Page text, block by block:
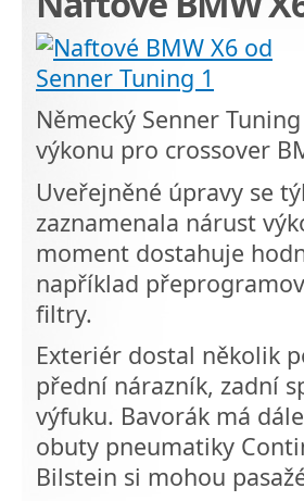
Německý Senner
výkonu pro crossover
Uveřejněné úpravy se
zaznamenala nárust
moment dostahuje
například
filtry.
Exteriér dostal několik
přední nárazník, zadní
výfuku. Bavorák má
obuty pneumatiky
Bilstein si mohou